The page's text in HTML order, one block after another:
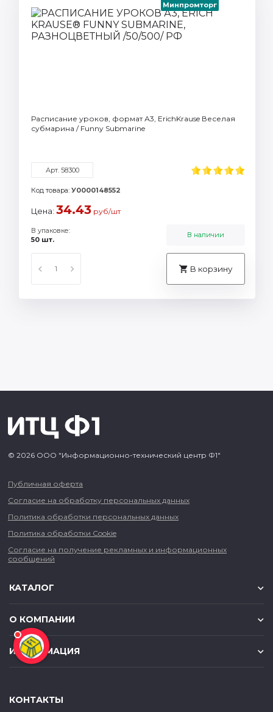
Минпромторг
Расписание уроков, формат А3, ErichKrause Веселая
субмарина / Funny Submarine
Арт. 58300
Код товара: У0000148552
Цена: 34.43 руб/шт
В упаковке:
50 шт.
В наличии
В корзину
© 2026 ООО "Информационно-технический центр Ф1"
Публичная оферта
Согласие на обработку персональных данных
Политика обработки персональных данных
Политика обработки Cookie
Согласие на получение рекламных и информационных
сообщений
КАТАЛОГ
О КОМПАНИИ
ИНФОРМАЦИЯ
КОНТАКТЫ